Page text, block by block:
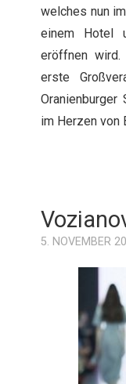
welches nun
einem Hotel
eröffnen
erste
im Herzen von
5. NOVEMBER